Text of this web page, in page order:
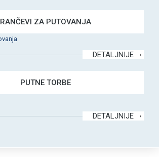
RANČEVI ZA PUTOVANJA
DETALJNIJE
PUTNE TORBE
DETALJNIJE